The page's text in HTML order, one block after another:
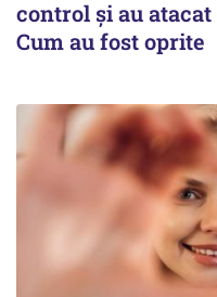
control și au
Cum au fost oprite